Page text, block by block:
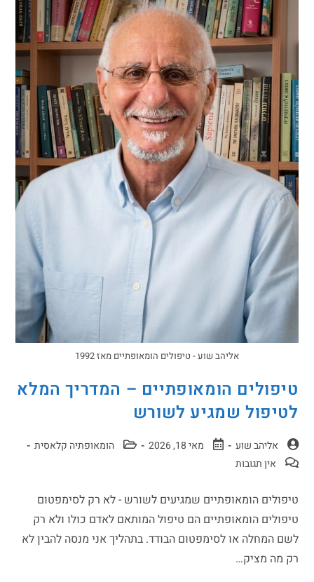
אליהב שוע - טיפולים הומאופתיים מאז 1992
טיפולים הומאופתיים – המדריך המלא
לטיפול שמגיע לשורש
אליהב שוע מאי 18, 2026
הומאופתיה קלאסית
אין תגובות
טיפולים הומאופתיים שמגיעים לשורש - לא רק לסימפטום
טיפולים הומאופתיים הם טיפול המותאם לאדם כולו ולא רק
לשם המחלה או לסימפטום הבודד. בתהליך אני מנסה להבין לא
רק מה מציק…